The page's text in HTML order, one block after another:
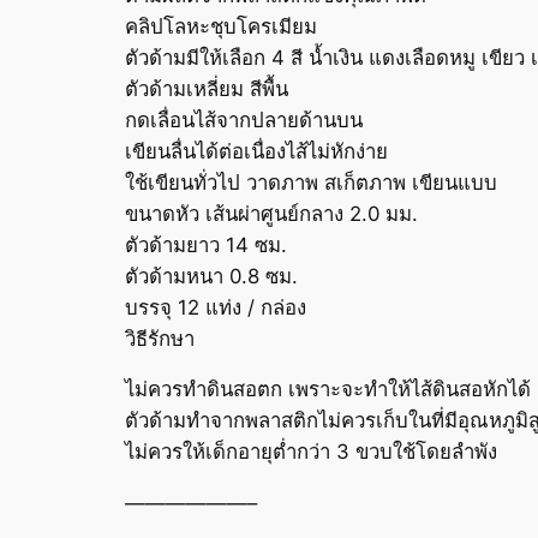
คลิปโลหะชุบโครเมียม
ตัวด้ามมีให้เลือก 4 สี น้ำเงิน แดงเลือดหมู เขียว
ตัวด้ามเหลี่ยม สีพื้น
กดเลื่อนไส้จากปลายด้านบน
เขียนลื่นได้ต่อเนื่องไส้ไม่หักง่าย
ใช้เขียนทั่วไป วาดภาพ สเก็ตภาพ เขียนแบบ
ขนาดหัว เส้นผ่าศูนย์กลาง 2.0 มม.
ตัวด้ามยาว 14 ซม.
ตัวด้ามหนา 0.8 ซม.
บรรจุ 12 แท่ง / กล่อง
วิธีรักษา
ไม่ควรทำดินสอตก เพราะจะทำให้ไส้ดินสอหักได้
ตัวด้ามทำจากพลาสติกไม่ควรเก็บในที่มีอุณหภูมิ
ไม่ควรให้เด็กอายุต่ำกว่า 3 ขวบใช้โดยลำพัง
——————–